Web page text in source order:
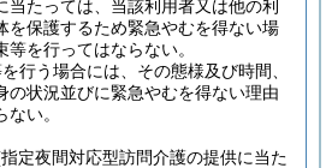
当たっては、当該利用者又は他の利
を保護するため緊急やむを得ない場
を行ってはならない。
行う場合には、その態様及び時間、
の状況並びに緊急やむを得ない理由
い。
定夜間対応型訪問介護の提供に当た